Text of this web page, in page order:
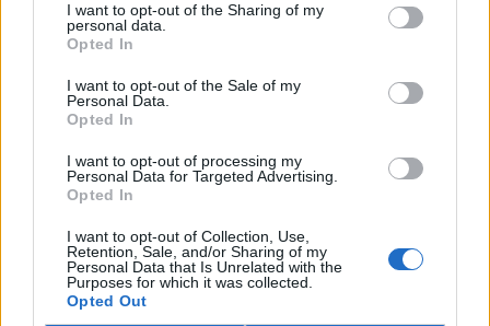
I want to opt-out of the Sharing of my
personal data.
Opted In
I want to opt-out of the Sale of my
Personal Data.
Opted In
I want to opt-out of processing my
Personal Data for Targeted Advertising.
Opted In
I want to opt-out of Collection, Use,
Retention, Sale, and/or Sharing of my
Personal Data that Is Unrelated with the
Purposes for which it was collected.
Opted Out
Tento článek je psán jako odpověď čtenáři EkoListu, který se zaslal
redakci následující dotaz
palivo LPG oproti bezolovnatému benzínu Natural 95. Při provozu
ve vozidle bez katalyzátoru a s katalyzátorem, řízeným či
neřízeným. Je vEvropské uniipodpora systémů LPG ?"
Může zemědělec používat chemický postřik, když vítr vane k
vesnici?
2. dubna 2017
Diskuse: 3